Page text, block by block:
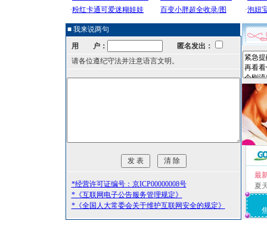
■ 我来说两句
用 户：
匿名发出：
请各位遵纪守法并注意语言文明。
*经营许可证编号：京ICP00000008号
*《互联网电子公告服务管理规定》
*《全国人大常委会关于维护互联网安全的规定》
最
夏